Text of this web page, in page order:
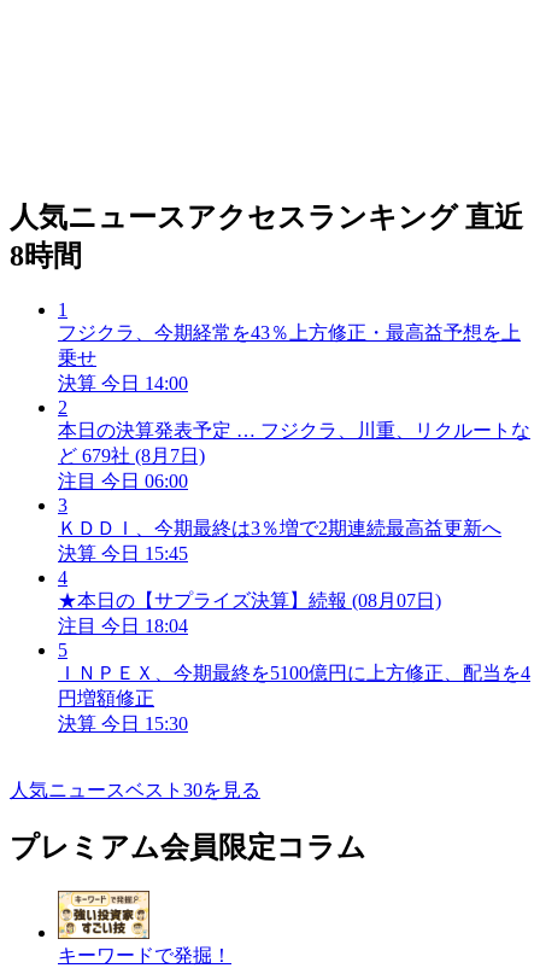
人気ニュースアクセスランキング 直近
8時間
1
フジクラ、今期経常を43％上方修正・最高益予想を上
乗せ
決算 今日 14:00
2
本日の決算発表予定 … フジクラ、川重、リクルートな
ど 679社 (8月7日)
注目 今日 06:00
3
ＫＤＤＩ、今期最終は3％増で2期連続最高益更新へ
決算 今日 15:45
4
★本日の【サプライズ決算】続報 (08月07日)
注目 今日 18:04
5
ＩＮＰＥＸ、今期最終を5100億円に上方修正、配当を4
円増額修正
決算 今日 15:30
人気ニュースベスト30を見る
プレミアム会員限定コラム
キーワードで発掘！